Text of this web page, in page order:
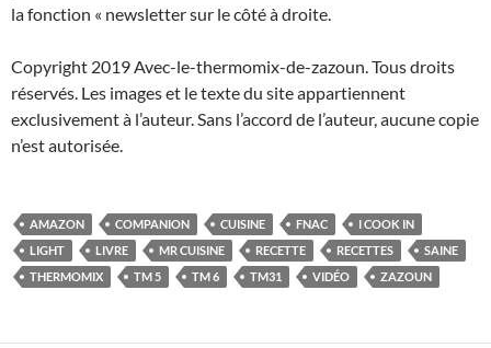
la fonction « newsletter sur le côté à droite.
Copyright 2019 Avec-le-thermomix-de-zazoun. Tous droits
réservés. Les images et le texte du site appartiennent
exclusivement à l’auteur. Sans l’accord de l’auteur, aucune copie
n’est autorisée.
AMAZON COMPANION CUISINE FNAC
I COOK IN
LIGHT
LIVRE MR CUISINE RECETTE RECETTES
SAINE
THERMOMIX
TM 5 TM 6 TM31 VIDÉO ZAZOUN